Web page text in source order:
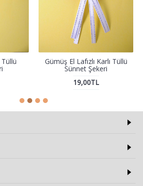
Tüllü Gümüş El Lafızlı Karlı Tüllü
Sünnet Şekeri
19,00TL